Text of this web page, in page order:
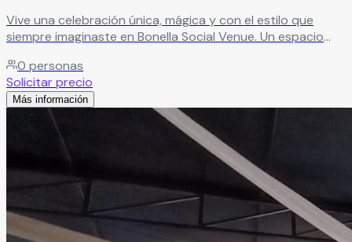
Vive una celebración única, mágica y con el estilo que
siempre imaginaste en Bonella Social Venue. Un espacio
convertirlo en una experiencia inolvidable. Sus increíbles
instalaciones crean el ambiente perfecto para que tu
evento destaque y se convierta en un recuerdo que
marcará un antes y un después.Leer más
0 personas
Solicitar precio
Más información